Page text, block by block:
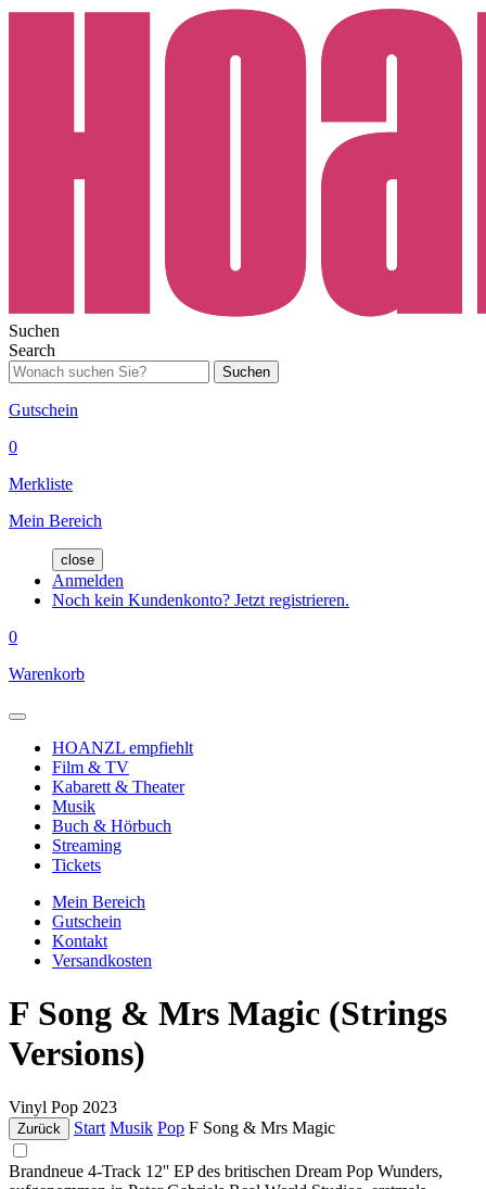
Suchen
Search
Suchen
Gutschein
0
Merkliste
Mein Bereich
close
Anmelden
Noch kein Kundenkonto? Jetzt registrieren.
0
Warenkorb
HOANZL empfiehlt
Film & TV
Kabarett & Theater
Musik
Buch & Hörbuch
Streaming
Tickets
Mein Bereich
Gutschein
Kontakt
Versandkosten
F Song & Mrs Magic (Strings
Versions)
Vinyl Pop 2023
Zurück Start Musik Pop F Song & Mrs Magic
Brandneue 4-Track 12'' EP des britischen Dream Pop Wunders,